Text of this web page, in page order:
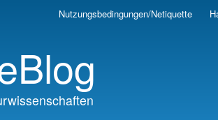
Skip
Nutzungsbedingungen/Netiquette